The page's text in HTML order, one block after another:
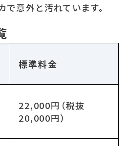
意外と汚れています。
標準料金
22,000円（税抜
20,000円）